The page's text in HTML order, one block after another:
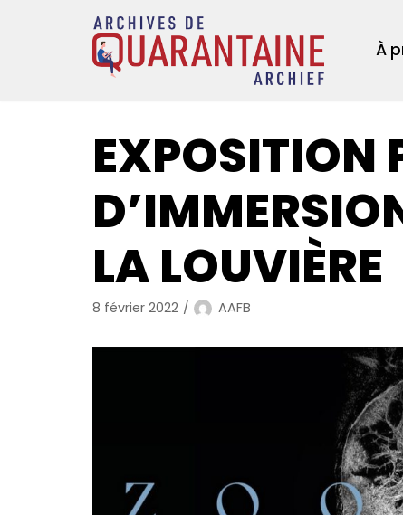
À
EXPOSITION
LA LOUVIÈRE
8 février 2022 AAFB